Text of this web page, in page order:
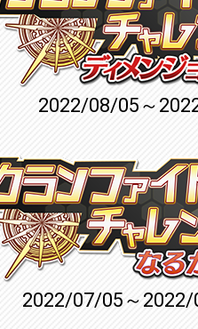
2022/08/05～
2022/07/05～